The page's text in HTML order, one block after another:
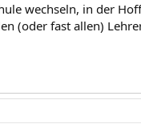
wechseln, in der
(oder fast allen)